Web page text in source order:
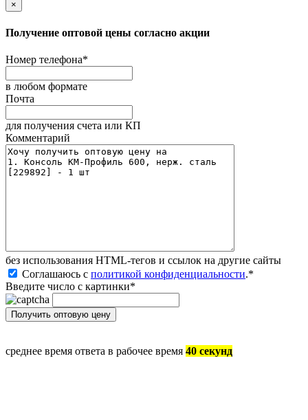
×
Получение оптовой цены согласно акции
Номер телефона*
в любом формате
Почта
для получения счета или КП
Комментарий
без иcпользования HTML-тегов и ссылок на другие сайты
Соглашаюсь с политикой конфиденциальности.*
Введите число с картинки*
среднее время ответа в рабочее время 40 секунд